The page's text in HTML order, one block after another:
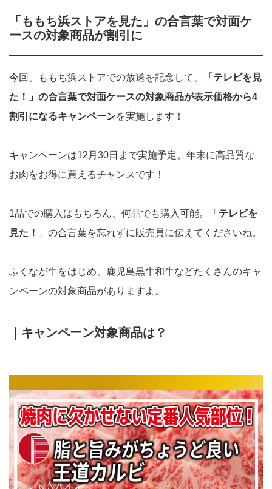
「ももち浜ストアを見た」の合言葉で対面ケ
ースの対象商品が割引に
今回、ももち浜ストアでの放送を記念して、
「テレビを見
た！」の合言葉で対面ケースの対象商品が表示価格から4
割引になるキャンペーンを実施します！
キャンペーンは12月30日まで実施予定。年末に高品質な
お肉をお得に買えるチャンスです！
1品での購入はもちろん、何品でも購入可能。「 テレビを
見た！
」の合言葉を忘れずに販売員に伝えてくださいね。
ふくなが牛をはじめ、鹿児島黒牛和牛などたくさんのキャ
ンペーンの対象商品がありますよ。
｜キャンペーン対象商品は？